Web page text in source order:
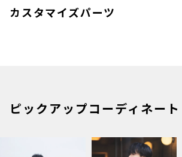
カスタマイズパーツ
ピックアップコーディネート